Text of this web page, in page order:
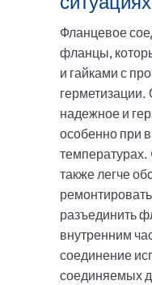
Фланцевое
фланцы,
и гайками с
надежное и
особенно при
также легче
разъединить
внутренним
соединение
соединяемых